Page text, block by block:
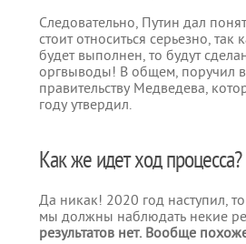
Следовательно, Путин дал
стоит относиться серьезно, так
будет выполнен, то будут
оргвыводы! В общем, поручил
правительству Медведева,
году утвердил.
Как же идет ход процесса?
Да никак! 2020 год наступил,
мы должны наблюдать некие
результатов нет. Вообще